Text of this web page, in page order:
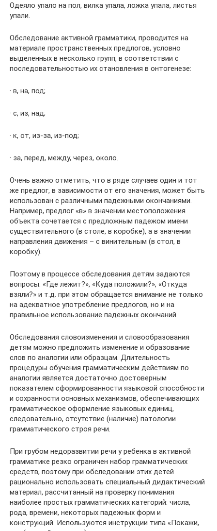
Одеяло упало на пол, вилка упала, ложка упала, листья
упали.
Обследование активной грамматики, проводится на
материале пространственных предлогов, условно
выделенных в несколько групп, в соответствии с
последовательностью их становления в онтогенезе:
· в, на, под;
· с, из, над;
· к, от, из-за, из-под;
· за, перед, между, через, около.
Очень важно отметить, что в ряде случаев один и тот
же предлог, в зависимости от его значения, может быть
использован с различными падежными окончаниями.
Например, предлог «в» в значении местоположения
объекта сочетается с предложным падежом имени
существительного (в столе, в коробке), а в значении
направления движения – с винительным (в стол, в
коробку).
Поэтому в процессе обследования детям задаются
вопросы: «Где лежит?», «Куда положили?», «Откуда
взяли?» и т.д. при этом обращается внимание не только
на адекватное употребление предлогов, но и на
правильное использование падежных окончаний.
Обследования словоизменения и словообразования
детям можно предложить изменение и образование
слов по аналогии или образцам. Длительность
процедуры обучения грамматическим действиям по
аналогии является достаточно достоверным
показателем сформированности языковой способности
и сохранности основных механизмов, обеспечивающих
грамматическое оформление языковых единиц,
следовательно, отсутствие (наличие) патологии
грамматического строя речи.
При грубом недоразвитии речи у ребенка в активной
грамматике резко ограничен набор грамматических
средств, поэтому при обследовании этих детей
рационально использовать специальный дидактический
материал, рассчитанный на проверку понимания
наиболее простых грамматических категорий: числа,
рода, времени, некоторых падежных форм и
конструкций. Используются инструкции типа «Покажи,